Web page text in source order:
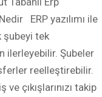
ERP yazılımı ile
şubeyi tek
ilerleyebilir. Şubeler
reelleştirebilir.
ve çıkışlarınızı takip